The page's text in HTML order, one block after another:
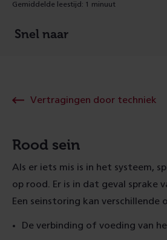
Gemiddelde leestijd: 1 minuut
Snel naar
Vertragingen door techniek
Rood sein
Als er iets mis is in het systeem,
op rood. Er is in dat geval sprake
Een seinstoring kan verschillende
De verbinding of voeding van